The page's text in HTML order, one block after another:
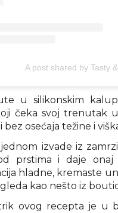
A post shared by Tasty
u silikonskim
čeka svoj trenutak
bez osećaja težine i
jednom izvade iz
prstima i daje onaj
hladne, kremaste
kao nešto iz
ovog recepta je u